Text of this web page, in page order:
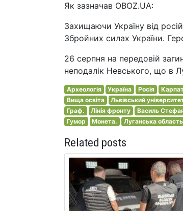
Як зазначав OBOZ.UA:
Захищаючи Україну від
Збройних силах України.
26 серпня на передовій
неподалік Невського, що в
Археологія Україна Росія
Вища освіта
Львівський
Граф.
Лінія фронту Василь
Гумор
Монета. Луганська область
Related posts